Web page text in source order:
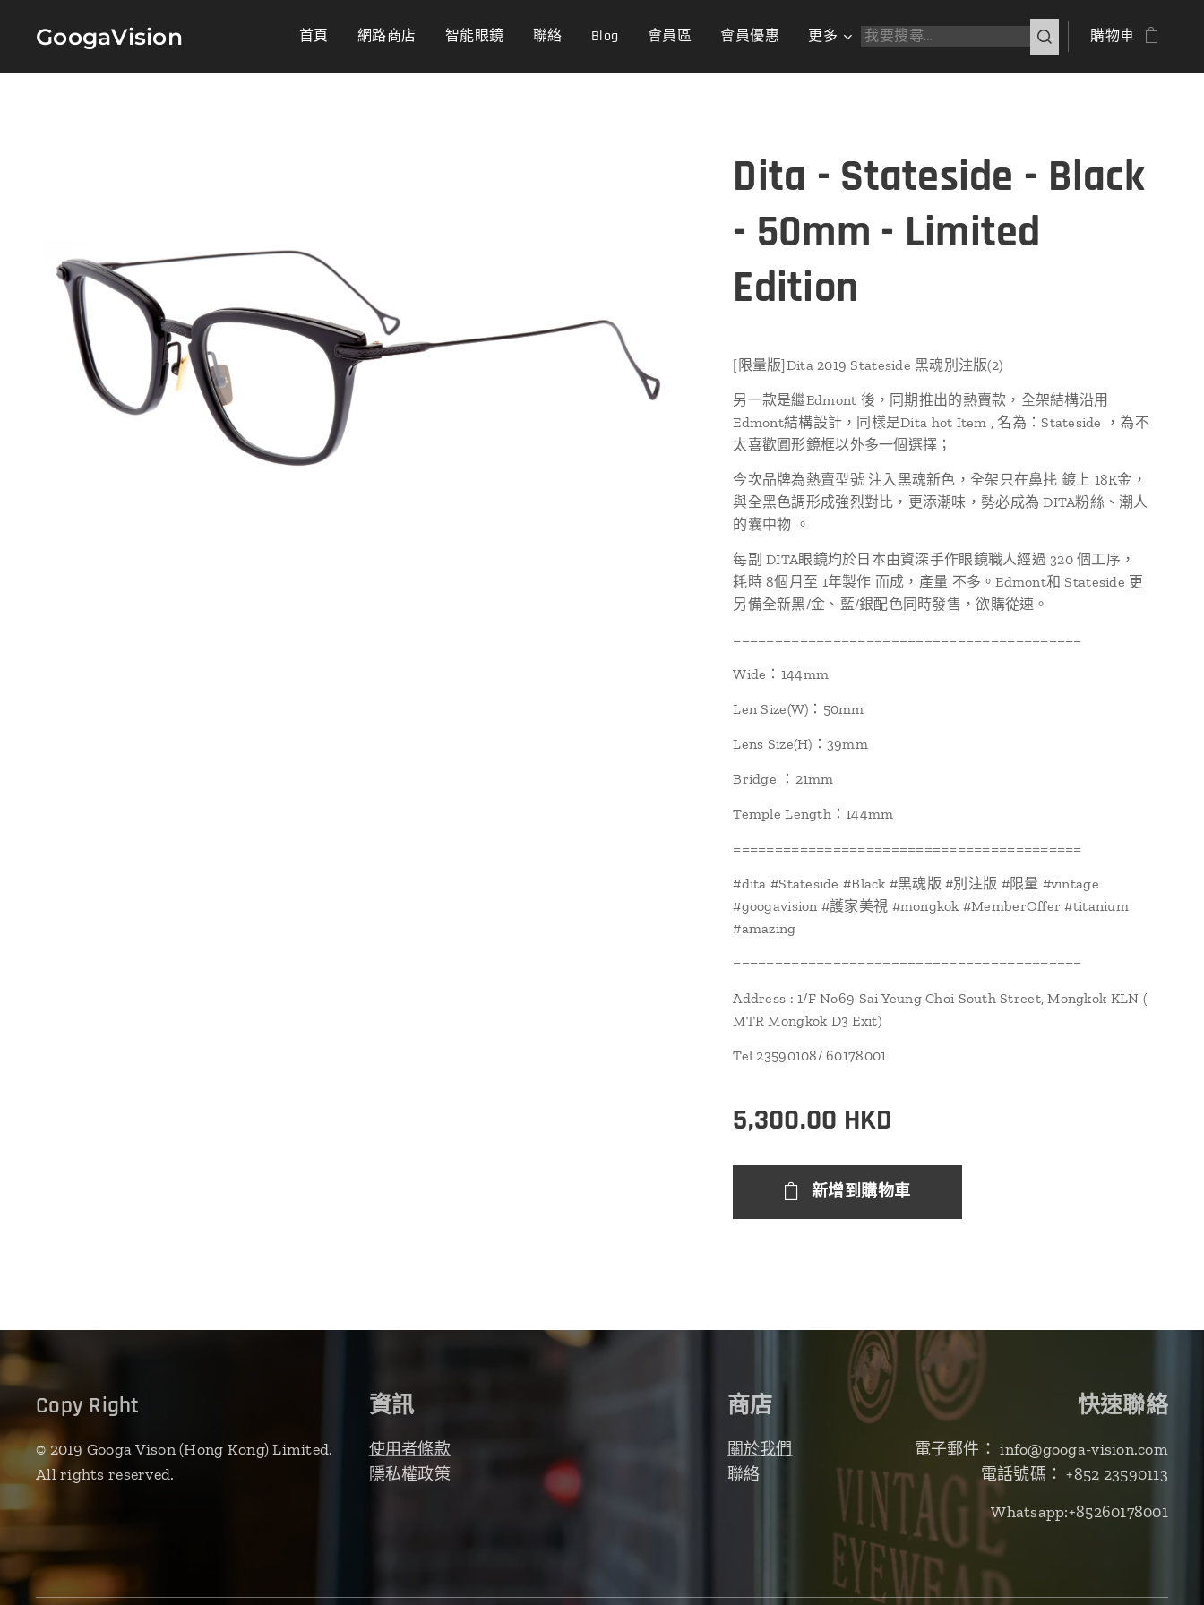
GoogaVision 首頁 網路商店 智能眼鏡 聯絡 Blog 會員區 會員優惠 更多 購物車
Dita - Stateside - Black
- 50mm - Limited
Edition
[限量版]Dita 2019 Stateside 黑魂別注版(2)
另一款是繼Edmont 後，同期推出的熱賣款，全架結構沿用
Edmont結構設計，同樣是Dita hot Item , 名為：Stateside ，為不
太喜歡圓形鏡框以外多一個選擇；
今次品牌為熱賣型號 注入黑魂新色，全架只在鼻扥 鍍上 18K金，
與全黑色調形成強烈對比，更添潮味，勢必成為 DITA粉絲、潮人
的囊中物 。
每副 DITA眼鏡均於日本由資深手作眼鏡職人經過 320 個工序，
耗時 8個月至 1年製作 而成，產量 不多。Edmont和 Stateside 更
另備全新黑/金、藍/銀配色同時發售，欲購從速。
==========================================
Wide：144mm
Len Size(W)：50mm
Lens Size(H)：39mm
Bridge ：21mm
Temple Length：144mm
==========================================
#dita #Stateside #Black #黑魂版 #別注版 #限量 #vintage
#googavision #護家美視 #mongkok #MemberOffer #titanium
#amazing
==========================================
Address : 1/F No69 Sai Yeung Choi South Street, Mongkok KLN (
MTR Mongkok D3 Exit)
Tel 23590108/ 60178001
5,300.00 HKD
新增到購物車
Copy Right
© 2019 Googa Vison (Hong Kong) Limited.
All rights reserved.
資訊
使用者條款
隱私權政策
商店
關於我們
聯絡
快速聯絡
電子郵件： info@googa-vision.com
電話號碼： +852 23590113
Whatsapp:+85260178001